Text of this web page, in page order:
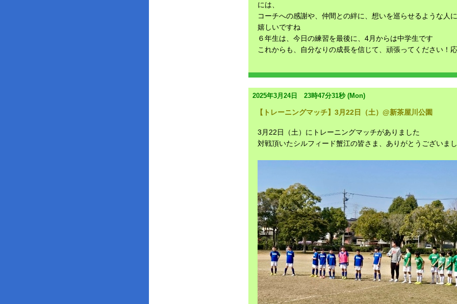
には、
コーチへの感謝や、仲間との絆に、想いを巡らせるような人
嬉しいですね
６年生は、今日の練習を最後に、4月からは中学生です
これからも、自分なりの成長を信じて、頑張ってください！
2025年3月24日 23時47分31秒 (Mon)
【トレーニングマッチ】3月22日（土）@新茶屋川公園
3月22日（土）にトレーニングマッチがありました
対戦頂いたシルフィード蟹江の皆さま、ありがとうございま